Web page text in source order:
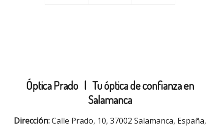
Óptica Prado | Tu óptica de confianza en
Salamanca
Dirección:Calle Prado, 10, 37002 Salamanca, España,